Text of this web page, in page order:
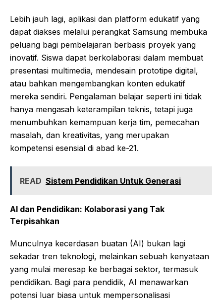
Lebih jauh lagi, aplikasi dan platform edukatif yang
dapat diakses melalui perangkat Samsung membuka
peluang bagi pembelajaran berbasis proyek yang
inovatif. Siswa dapat berkolaborasi dalam membuat
presentasi multimedia, mendesain prototipe digital,
atau bahkan mengembangkan konten edukatif
mereka sendiri. Pengalaman belajar seperti ini tidak
hanya mengasah keterampilan teknis, tetapi juga
menumbuhkan kemampuan kerja tim, pemecahan
masalah, dan kreativitas, yang merupakan
kompetensi esensial di abad ke-21.
READ Sistem Pendidikan Untuk Generasi
AI dan Pendidikan: Kolaborasi yang Tak
Terpisahkan
Munculnya kecerdasan buatan (AI) bukan lagi
sekadar tren teknologi, melainkan sebuah kenyataan
yang mulai meresap ke berbagai sektor, termasuk
pendidikan. Bagi para pendidik, AI menawarkan
potensi luar biasa untuk mempersonalisasi